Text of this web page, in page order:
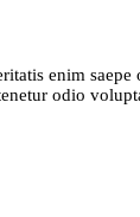
enim
odio